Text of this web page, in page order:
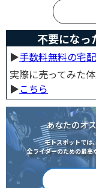
不要になっ
▶︎手数料無料の宅
実際に売ってみた
▶︎こちら
あなたのオ
モトスポットでは
全ライダーのための最高